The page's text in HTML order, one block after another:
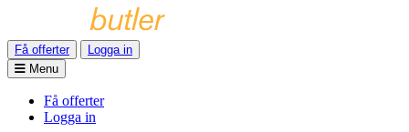
Få offerter
Logga in
Menu
Få offerter
Logga in